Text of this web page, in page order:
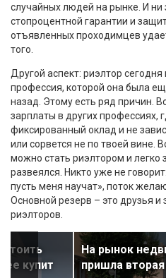
случайных людей на рынке. И ни
стопроцентной гарантии и
отъявленных проходимцев
того.
Другой аспект: риэлтор
профессия, которой она была
назад. Этому есть ряд причин.
зарплаты в других профессиях,
фиксированный оклад и не
или сорвется не по твоей вине.
можно стать риэлтором и легко
развеялся. Никто уже не
пусть меня научат», поток
Основной резерв – это друзья
риэлторов.
ее купит
На рынок
пришла